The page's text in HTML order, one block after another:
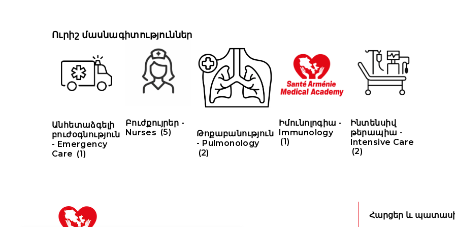
Ուրիշ մասնագիտություններ
Անհետաձգելի
բուժօգնություն
- Emergency
Care (1)
Բուժքույրեր -
Nurses (5)
Թոքաբանություն
- Pulmonology
(2)
Իմունոլոգիա -
Immunology
(1)
Ինտենսիվ
թերապիա -
Intensive Care
(2)
Հարցեր և